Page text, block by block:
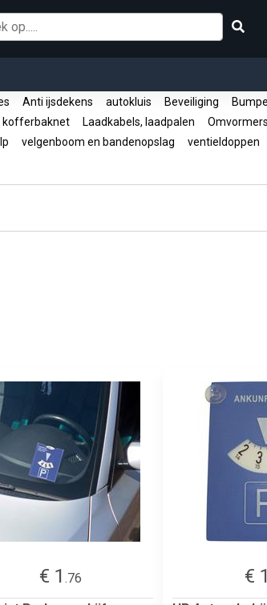
Anti ijsdekens autokluis Beveiliging
kofferbaknet Laadkabels, laadpalen Omvormers
velgenboom en bandenopslag ventieldoppen
€ 1 .76
€ 1